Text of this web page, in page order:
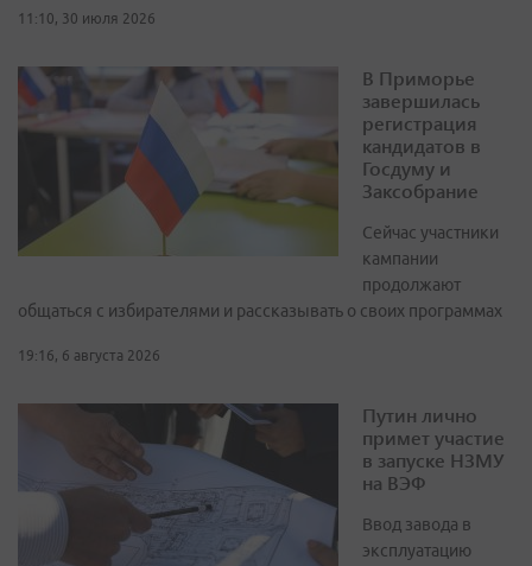
11:10, 30 июля 2026
В Приморье
завершилась
регистрация
кандидатов в
Госдуму и
Заксобрание
Сейчас участники
кампании
продолжают
общаться с избирателями и рассказывать о своих программах
19:16, 6 августа 2026
Путин лично
примет участие
в запуске НЗМУ
на ВЭФ
Ввод завода в
эксплуатацию